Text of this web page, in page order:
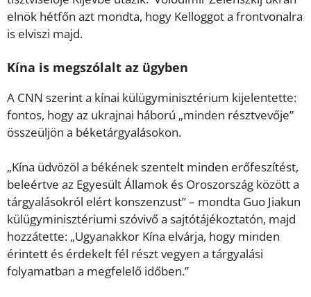
elnök hétfőn azt mondta, hogy Kelloggot a frontvonalra
is elviszi majd.
Kína is megszólalt az ügyben
A CNN szerint a kínai külügyminisztérium kijelentette:
fontos, hogy az ukrajnai háború „minden résztvevője”
összeüljön a béketárgyalásokon.
„Kína üdvözöl a békének szentelt minden erőfeszítést,
beleértve az Egyesült Államok és Oroszország között a
tárgyalásokról elért konszenzust” – mondta Guo Jiakun
külügyminisztériumi szóvivő a sajtótájékoztatón, majd
hozzátette: „Ugyanakkor Kína elvárja, hogy minden
érintett és érdekelt fél részt vegyen a tárgyalási
folyamatban a megfelelő időben.”